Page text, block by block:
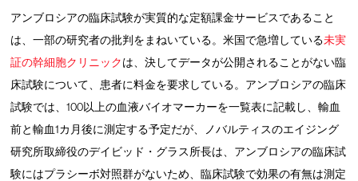
アンブロシアの臨床試験が実質的な定額課金サービスであること
は、一部の研究者の批判をまねいている。米国で急増している未実
証の幹細胞クリニックは、決してデータが公開されることがない臨
床試験について、患者に料金を要求している。アンブロシアの臨床
試験では、100以上の血液バイオマーカーを一覧表に記載し、輸血
前と輸血1カ月後に測定する予定だが、ノバルティスのエイジング
研究所取締役のデイビッド・グラス所長は、アンブロシアの臨床試
験にはプラシーボ対照群がないため、臨床試験で効果の有無は測定